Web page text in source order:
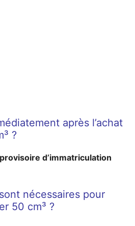
après l’achat
?
d’immatriculation
nécessaires pour
50 cm³ ?